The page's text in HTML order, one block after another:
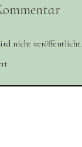
nicht veröffentlicht.